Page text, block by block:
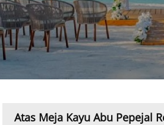
Atas Meja Kayu Abu Pepejal